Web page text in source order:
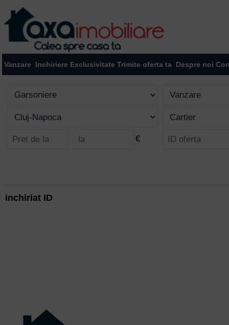
Vanzare Inchiriere Exclusivitate Trimite oferta ta Despre noi
€
inchiriat ID